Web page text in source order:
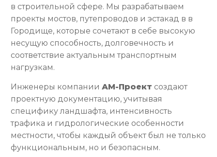
в строительной сфере. Мы разрабатываем
проекты мостов, путепроводов и эстакад в в
Городище, которые сочетают в себе высокую
несущую способность, долговечность и
соответствие актуальным транспортным
нагрузкам.
Инженеры компанииАМ-Проект создают
проектную документацию, учитывая
специфику ландшафта, интенсивность
трафика и гидрологические особенности
местности, чтобы каждый объект был не только
функциональным, но и безопасным.